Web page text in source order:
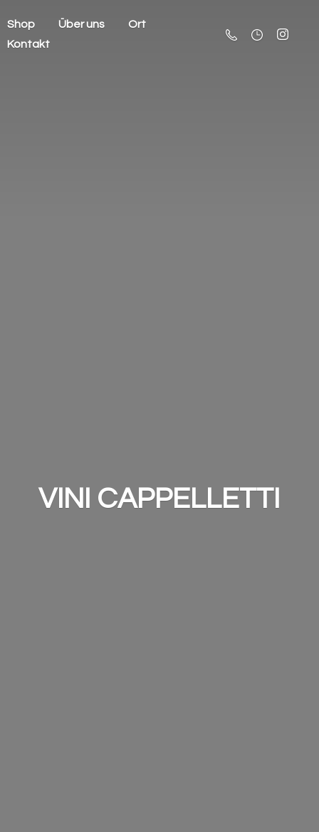
Shop Über uns
Ort
Kontakt
VINI CAPPELLETTI